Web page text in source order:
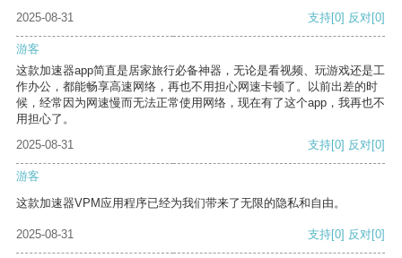
2025-08-31
支持[0] 反对[0]
游客
这款加速器app简直是居家旅行必备神器，无论是看视频、玩游戏还是工
作办公，都能畅享高速网络，再也不用担心网速卡顿了。以前出差的时
候，经常因为网速慢而无法正常使用网络，现在有了这个app，我再也不
用担心了。
2025-08-31
支持[0] 反对[0]
游客
这款加速器VPM应用程序已经为我们带来了无限的隐私和自由。
2025-08-31 支持[0] 反对[0]